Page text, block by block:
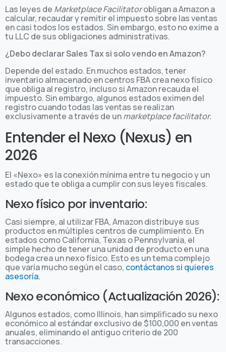
Las leyes de Marketplace Facilitatorobligan a Amazon a
calcular, recaudar y remitir el impuesto sobre las ventas
en casi todos los estados. Sin embargo, esto no exime a
tu LLC de sus obligaciones administrativas.
¿Debo declarar Sales Tax si solo vendo en Amazon?
Depende del estado. En muchos estados, tener
inventario almacenado en centros FBA crea nexo físico
que obliga al registro, incluso si Amazon recauda el
impuesto. Sin embargo, algunos estados eximen del
registro cuando todas las ventas se realizan
exclusivamente a través de unmarketplace facilitator.
Entender el Nexo (Nexus) en
2026
El «Nexo» es la conexión mínima entre tu negocio y un
estado que te obliga a cumplir con sus leyes fiscales.
Nexo físico por inventario:
Casi siempre, al utilizar FBA, Amazon distribuye sus
productos en múltiples centros de cumplimiento. En
estados como California, Texas o Pennsylvania, el
simple hecho de tener una unidad de producto en una
bodega crea un nexo físico. Esto es un tema complejo
que varía mucho según el caso, contáctanos si quieres
asesoría.
Nexo económico (Actualización 2026):
Algunos estados, como Illinois, han simplificado su nexo
económico al estándar exclusivo de $100,000 en ventas
anuales, eliminando el antiguo criterio de 200
transacciones.